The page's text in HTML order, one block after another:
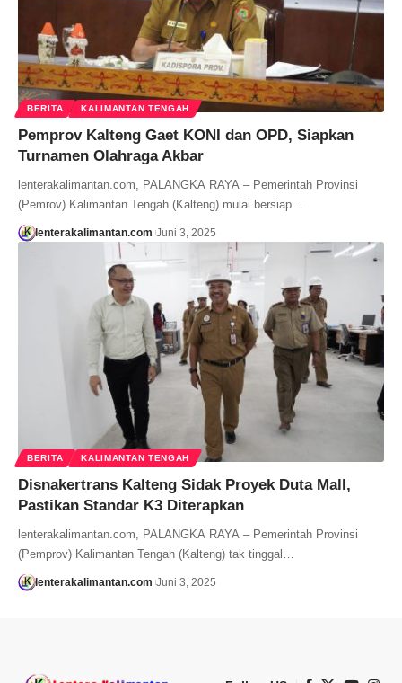
BERITA KALIMANTAN TENGAH
Pemprov Kalteng Gaet KONI dan OPD, Siapkan
Turnamen Olahraga Akbar
lenterakalimantan.com, PALANGKA RAYA – Pemerintah Provinsi
(Pemrov) Kalimantan Tengah (Kalteng) mulai bersiap…
lenterakalimantan.com Juni 3, 2025
BERITA KALIMANTAN TENGAH
Disnakertrans Kalteng Sidak Proyek Duta Mall,
Pastikan Standar K3 Diterapkan
lenterakalimantan.com, PALANGKA RAYA – Pemerintah Provinsi
(Pemprov) Kalimantan Tengah (Kalteng) tak tinggal…
lenterakalimantan.com Juni 3, 2025